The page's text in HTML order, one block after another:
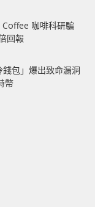
咖啡科研騙
回報
錢包」爆出致命漏洞
幣